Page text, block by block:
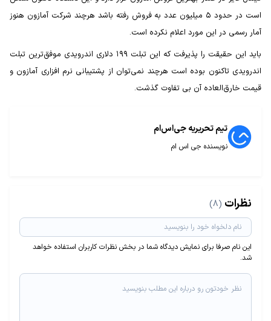
است در حدود ۵ میلیون عدد به فروش رفته باشد هرچند شرکت آمازون هنوز
آمار رسمی در این مورد اعلام نکرده است.
باید این حقیقت را پذیرفت که این تبلت ۱۹۹ دلاری اندرویدی موفق‌ترین تبلت
اندرویدی تاکنون بوده است هرچند نمی‌توان از پشتیبانی نرم افزاری آمازون و
قیمت خارق‌العاده آن بی تفاوت گذشت.
تیم تحریریه جی‌اس‌ام
نویسنده جی اس ام
نظرات (8)
این نام صرفا برای نمایش دیدگاه شما در بخش نظرات کاربران استفاده خواهد
شد.